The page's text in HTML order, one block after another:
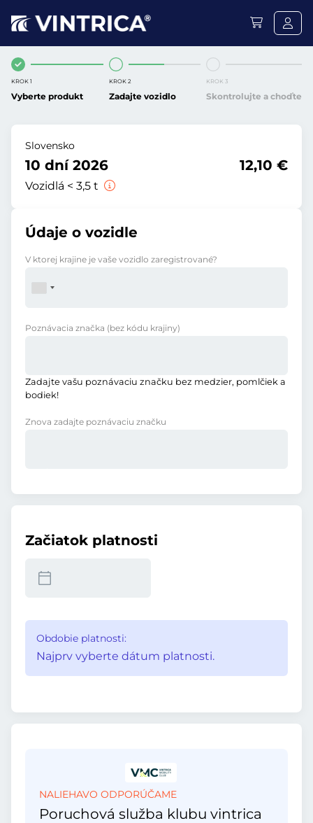
KROK 1
Vyberte produkt
KROK 2
Zadajte vozidlo
KROK 3
Skontrolujte a choďte
Slovensko
10 dní 2026
Vozidlá < 3,5 t
12,10 €
Údaje o vozidle
V ktorej krajine je vaše vozidlo zaregistrované?
Poznávacia značka (bez kódu krajiny)
Zadajte vašu poznávaciu značku bez medzier, pomlčiek a
bodiek!
Znova zadajte poznávaciu značku
Začiatok platnosti
Obdobie platnosti:
Najprv vyberte dátum platnosti.
NALIEHAVO ODPORÚČAME
Poruchová služba klubu vintrica